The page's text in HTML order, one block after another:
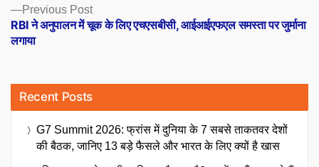
Previous PostPrevious
post:
RBI ने अनुपालन में चूक के लिए एचएसबीसी, आईआईएफएल समस्ता पर जुर्माना
लगाया
Recent Posts
G7 Summit 2026: फ्रांस में दुनिया के 7 सबसे ताकतवर देशों
की बैठक, जानिए 13 बड़े फैसले और भारत के लिए क्यों है खास